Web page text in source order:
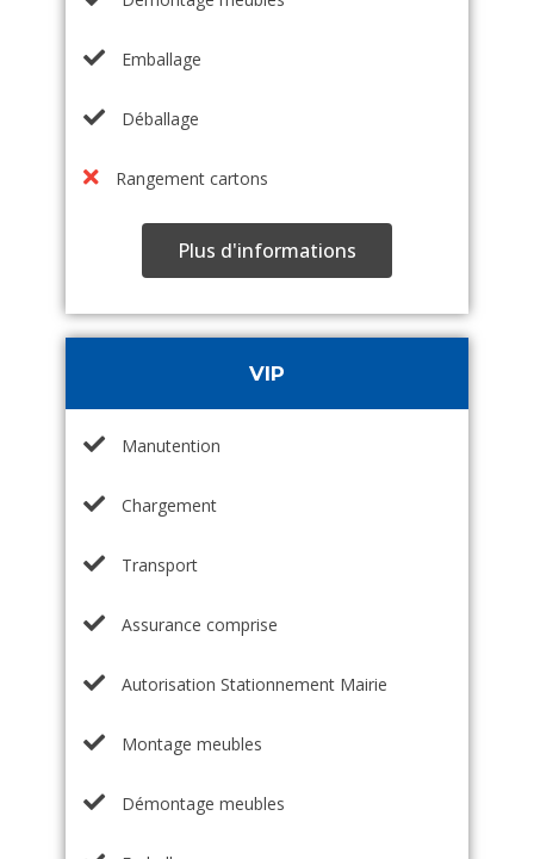
Emballage
Déballage
Rangement cartons
Plus d'informations
VIP
Manutention
Chargement
Transport
Assurance comprise
Autorisation Stationnement Mairie
Montage meubles
Démontage meubles